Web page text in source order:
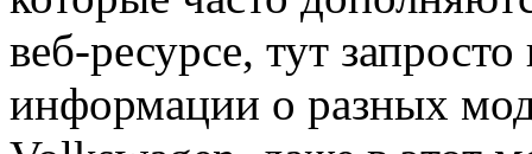
веб-ресурсе, тут
информации о разных